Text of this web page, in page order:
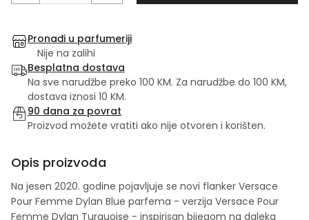
Pronađi u parfumeriji
Nije na zalihi
Besplatna dostava
Na sve narudžbe preko 100 KM. Za narudžbe do 100 KM,
dostava iznosi 10 KM.
90 dana za povrat
Proizvod možete vratiti ako nije otvoren i korišten.
Opis proizvoda
Na jesen 2020. godine pojavljuje se novi flanker Versace
Pour Femme Dylan Blue parfema - verzija Versace Pour
Femme Dylan Turquoise - inspirisan bijegom na daleka